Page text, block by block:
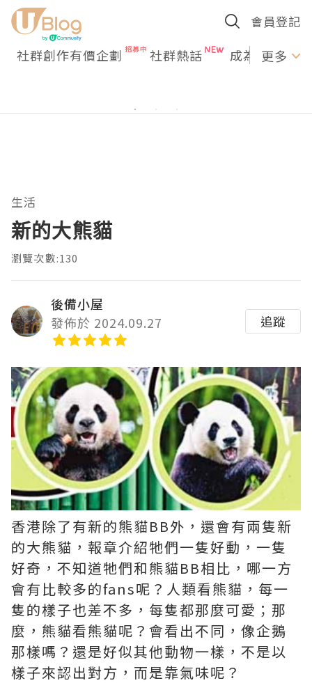
會員登記
社群創作有價企劃 社群熱話 成為U更多
生活
新的大熊貓
瀏覽次數:130
後備小屋
發佈於 2024.09.27
追蹤
香港除了有新的熊貓BB外，還會有兩隻新
的大熊貓，報章介紹牠們一隻好動，一隻
好奇，不知道牠們和熊貓BB相比，哪一方
會有比較多的fans呢？人類看熊貓，每一
隻的樣子也差不多，每隻都那麼可愛；那
麼，熊貓看熊貓呢？會看出不同，像企鵝
那樣嗎？還是好似其他動物一樣，不是以
樣子來認出對方，而是靠氣味呢？